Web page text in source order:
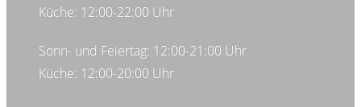
Küche: 12:00-22:00 Uhr
Sonn- und Feiertag: 12:00-21:00 Uhr
Küche: 12:00-20:00 Uhr